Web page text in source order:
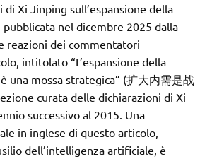
Xi Jinping sull’espansione della
nel dicembre 2025 dalla
reazioni dei commentatori
intitolato “L’espansione della
una mossa strategica” (扩大内需是战
curata delle dichiarazioni di Xi
successivo al 2015. Una
in inglese di questo articolo,
dell’intelligenza artificiale, è